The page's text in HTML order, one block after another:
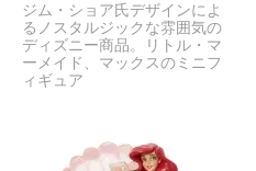
ジム・ショア氏デザインによ
るノスタルジックな雰囲気の
ディズニー商品。リトル・マ
ーメイド、マックスのミニフ
ィギュア